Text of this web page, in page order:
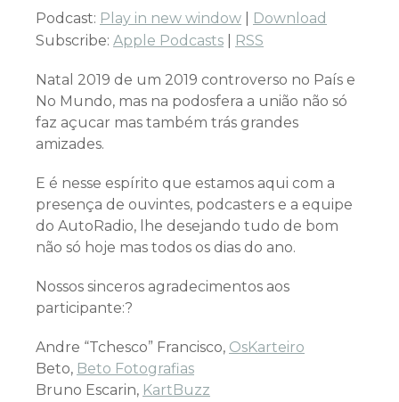
Podcast: Play in new window
Download
Subscribe: Apple Podcasts RSS
Natal 2019 de um 2019 controverso no País e
No Mundo, mas na podosfera a união não só
faz açucar mas também trás grandes
amizades.
E é nesse espírito que estamos aqui com a
presença de ouvintes, podcasters e a equipe
do AutoRadio, lhe desejando tudo de bom
não só hoje mas todos os dias do ano.
Nossos sinceros agradecimentos aos
participante:?
Andre “Tchesco” Francisco, OsKarteiro
Beto, Beto Fotografias
Bruno Escarin, KartBuzz